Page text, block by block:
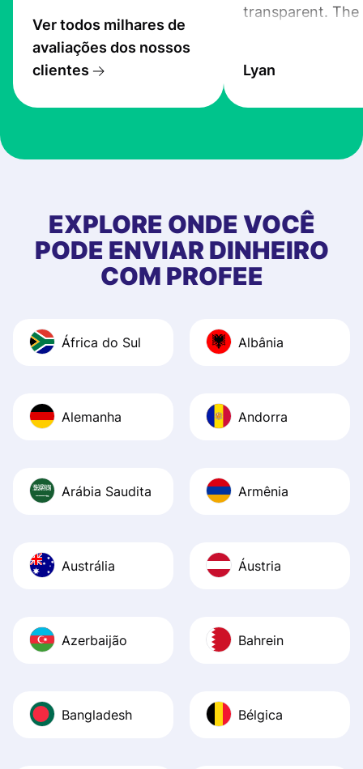
Ver todos milhares de
avaliações dos nossos
clientes
transparent. The
the exchange
at Profee is very
first started
app, and they
quick to provide
and helpful
Recommend it!
Lyan
EXPLORE ONDE VOCÊ
PODE ENVIAR DINHEIRO
COM PROFEE
África do Sul Albânia
Alemanha Andorra
Arábia Saudita Armênia
Austrália Áustria
Azerbaijão Bahrein
Bangladesh Bélgica